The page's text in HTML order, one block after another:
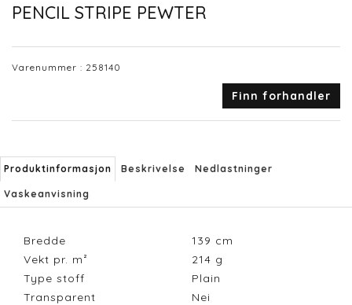
PENCIL STRIPE PEWTER
Varenummer : 258140
Finn forhandler
Produktinformasjon Beskrivelse Nedlastninger
Vaskeanvisning
Bredde 139 cm
Vekt pr. m²
214 g
Type stoff
Plain
Transparent
Nei